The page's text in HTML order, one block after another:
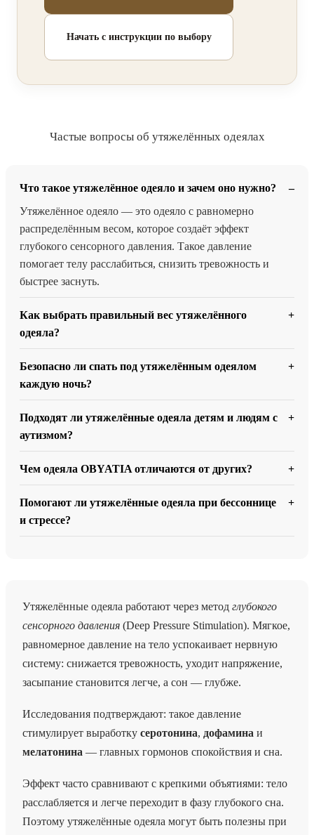
Начать с инструкции по выбору
Частые вопросы об утяжелённых одеялах
Что такое утяжелённое одеяло и зачем оно нужно?
Утяжелённое одеяло — это одеяло с равномерно
распределённым весом, которое создаёт эффект
глубокого сенсорного давления. Такое давление
помогает телу расслабиться, снизить тревожность и
быстрее заснуть.
Как выбрать правильный вес утяжелённого
одеяла?
Безопасно ли спать под утяжелённым одеялом
каждую ночь?
Подходят ли утяжелённые одеяла детям и людям с
аутизмом?
Чем одеяла OBYATIA отличаются от других?
Помогают ли утяжелённые одеяла при бессоннице
и стрессе?
Утяжелённые одеяла работают через метод глубокого
сенсорного давления (Deep Pressure Stimulation). Мягкое,
равномерное давление на тело успокаивает нервную
систему: снижается тревожность, уходит напряжение,
засыпание становится легче, а сон — глубже.
Исследования подтверждают: такое давление
стимулирует выработку серотонина, дофамина и
мелатонина — главных гормонов спокойствия и сна.
Эффект часто сравнивают с крепкими объятиями: тело
расслабляется и легче переходит в фазу глубокого сна.
Поэтому утяжелённые одеяла могут быть полезны при